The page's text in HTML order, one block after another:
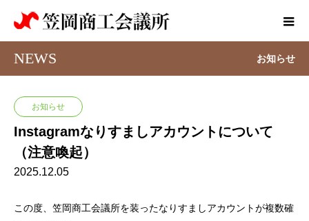
NEWS お知らせ
お知らせ
Instagramなりすましアカウントについて
（注意喚起）
2025.12.05
この度、笠岡商工会議所を装ったなりすましアカウントが複数確